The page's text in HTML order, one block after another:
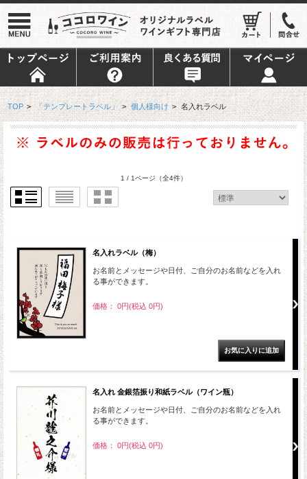
TOP > 「テンプレートラベル」 > 個人様向け > 名入れラベル
1 / 1ページ （全4件）
名入れラベル（梅）
お名前とメッセージや日付、ご自分のお名前などを入れ
る事ができます。
価格： 0円(税込 0円)
名入れ 金銀箔振り和紙ラベル（ワイン瓶）
お名前とメッセージや日付、ご自分のお名前などを入れ
る事ができます。
価格： 0円(税込 0円)